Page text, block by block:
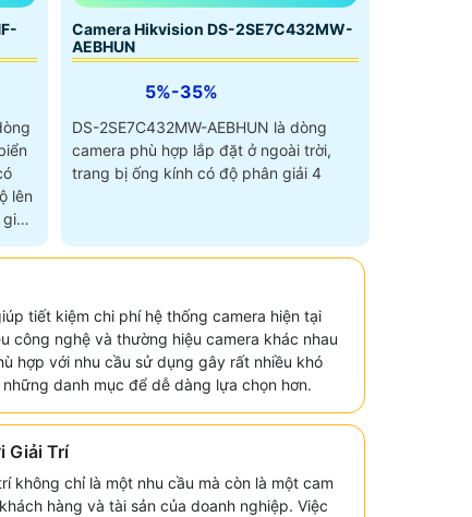
lên
Camera Hikvision DS-2SE7C432MW-
AEBHUN
5%-35%
DS-2SE7C432MW-AEBHUN là dòng
camera phù hợp lắp đặt ở ngoài trời,
trang bị ống kính có độ phân giải 4
tiết kiệm chi phí hệ thống camera hiện tại
công nghệ và thường hiệu camera khác nhau
hợp với nhu cầu sử dụng gây rất nhiều khó
danh mục để dễ dàng lựa chọn hơn.
Giải Trí
không chỉ là một nhu cầu mà còn là một cam
hàng và tài sản của doanh nghiệp. Việc